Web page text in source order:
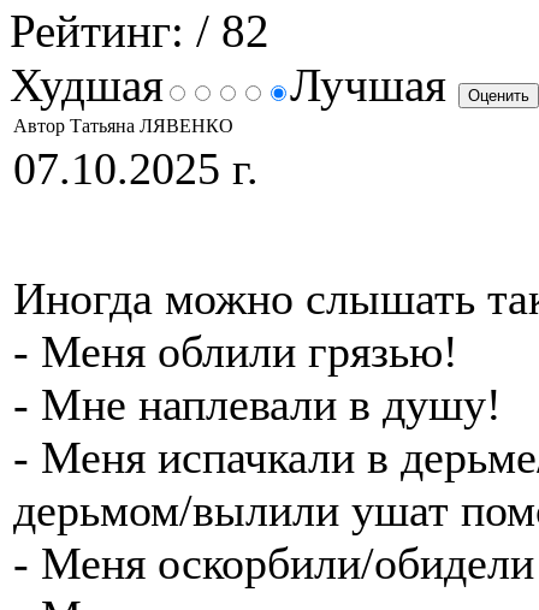
Рейтинг: / 82
Худшая
Лучшая
Автор Татьяна ЛЯВЕНКО
07.10.2025 г.
Иногда можно слышать
- Меня облили грязью!
- Мне наплевали в душу!
- Меня испачкали в
дерьмом/вылили ушат
- Меня оскорбили/